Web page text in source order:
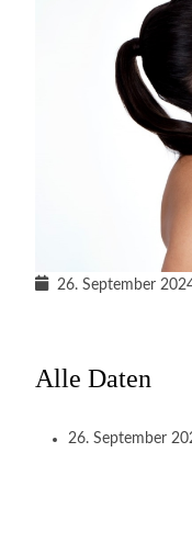
26. September
Alle Daten
26. September